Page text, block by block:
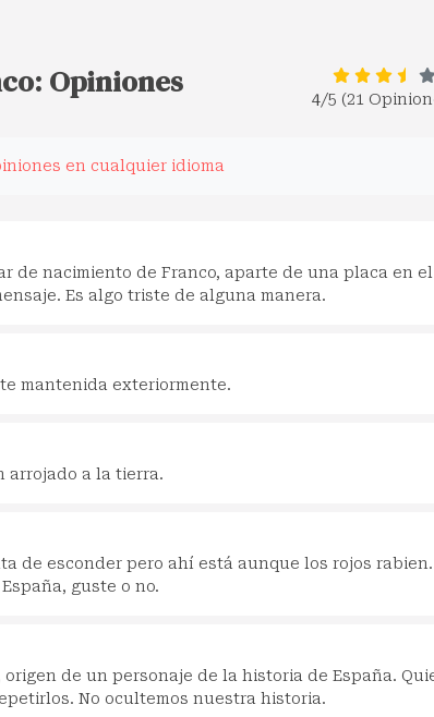
Opiniones 4/5 (21
en cualquier idioma
de nacimiento de Franco, aparte de una placa en el
Es algo triste de alguna manera.
mantenida exteriormente.
arrojado a la tierra.
de esconder pero ahí está aunque los rojos
guste o no.
de un personaje de la historia de España.
No ocultemos nuestra historia.